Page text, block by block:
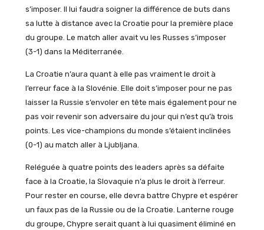
s’imposer. Il lui faudra soigner la différence de buts dans
sa lutte à distance avec la Croatie pour la première place
du groupe. Le match aller avait vu les Russes s’imposer
(3-1) dans la Méditerranée.
La Croatie n’aura quant à elle pas vraiment le droit à
l’erreur face à la Slovénie. Elle doit s’imposer pour ne pas
laisser la Russie s’envoler en tête mais également pour ne
pas voir revenir son adversaire du jour qui n’est qu’à trois
points. Les vice-champions du monde s’étaient inclinées
(0-1) au match aller à Ljubljana.
Reléguée à quatre points des leaders après sa défaite
face à la Croatie, la Slovaquie n’a plus le droit à l’erreur.
Pour rester en course, elle devra battre Chypre et espérer
un faux pas de la Russie ou de la Croatie. Lanterne rouge
du groupe, Chypre serait quant à lui quasiment éliminé en